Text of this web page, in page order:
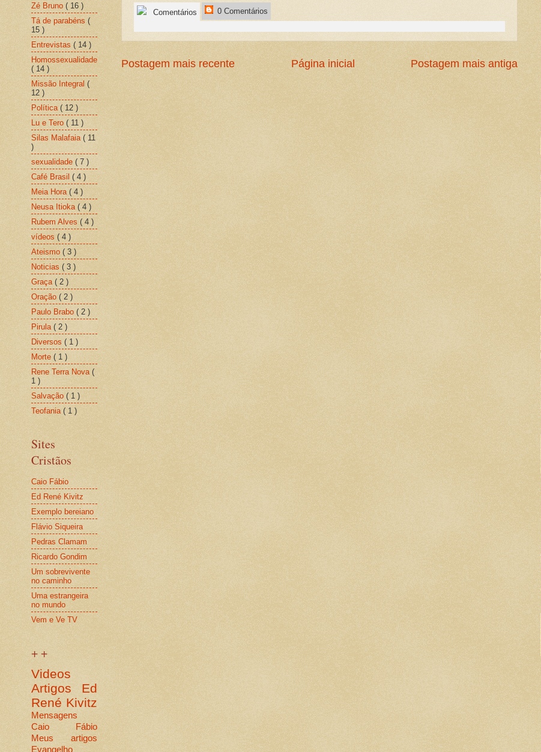
Comentários 0 Comentários
Postagem mais recente Postagem mais antiga
Página inicial
Zé Bruno ( 16 )
Tá de parabéns (
15 )
Entrevistas ( 14 )
Homossexualidade
( 14 )
Missão Integral (
12 )
Política ( 12 )
Lu e Tero ( 11 )
Silas Malafaia ( 11
)
sexualidade ( 7 )
Café Brasil ( 4 )
Meia Hora ( 4 )
Neusa Itioka ( 4 )
Rubem Alves ( 4 )
vídeos ( 4 )
Ateismo ( 3 )
Noticias ( 3 )
Graça ( 2 )
Oração ( 2 )
Paulo Brabo ( 2 )
Pirula ( 2 )
Diversos ( 1 )
Morte ( 1 )
Rene Terra Nova (
1 )
Salvação ( 1 )
Teofania ( 1 )
Sites
Cristãos
Caio Fábio
Ed René Kivitz
Exemplo bereiano
Flávio Siqueira
Pedras Clamam
Ricardo Gondim
Um sobrevivente
no caminho
Uma estrangeira
no mundo
Vem e Ve TV
+ +
Videos
Artigos Ed
René Kivitz
Mensagens
Caio Fábio
Meus artigos
Evangelho